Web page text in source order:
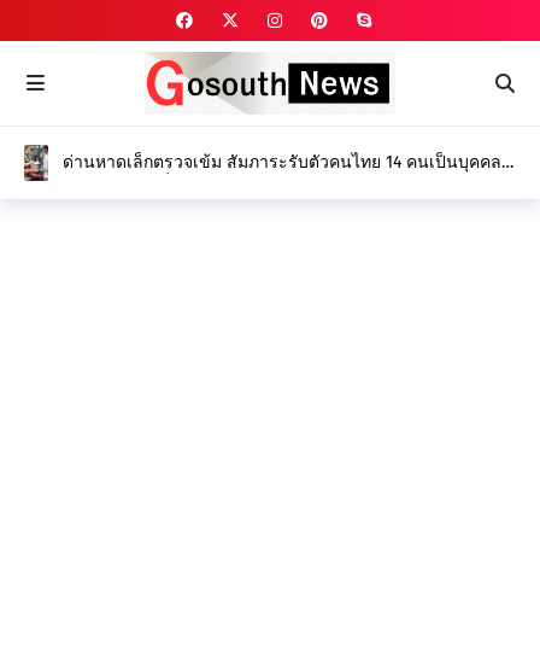
ด่านหาดเล็กตรวจเข้ม สัมภาระรับตัวคนไทย 14 คนเป็นบุคคล